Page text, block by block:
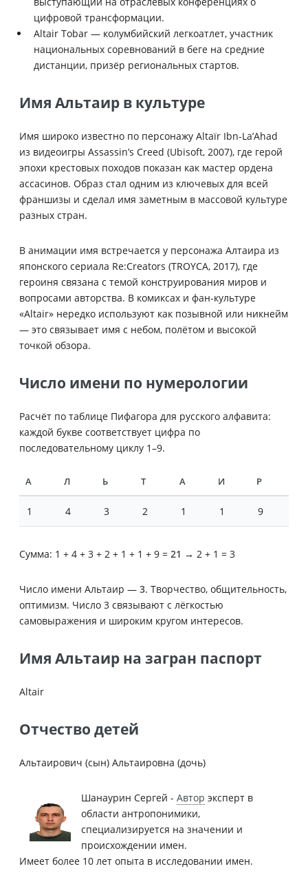
цифровой трансформации.
Altair Tobar — колумбийский легкоатлет, участник
национальных соревнований в беге на средние
дистанции, призёр региональных стартов.
Имя Альтаир в культуре
Имя широко известно по персонажу Altaïr Ibn-La’Ahad
из видеоигры Assassin’s Creed (Ubisoft, 2007), где герой
эпохи крестовых походов показан как мастер ордена
ассасинов. Образ стал одним из ключевых для всей
франшизы и сделал имя заметным в массовой культуре
разных стран.
В анимации имя встречается у персонажа Алтаира из
японского сериала Re:Creators (TROYCA, 2017), где
героиня связана с темой конструирования миров и
вопросами авторства. В комиксах и фан-культуре
«Altair» нередко используют как позывной или никнейм
— это связывает имя с небом, полётом и высокой
точкой обзора.
Число имени по нумерологии
Расчёт по таблице Пифагора для русского алфавита:
каждой букве соответствует цифра по
последовательному циклу 1–9.
А Л Ь Т А И Р
1 4 3 2 1 1 9
Сумма: 1 + 4 + 3 + 2 + 1 + 1 + 9 = 21 → 2 + 1 = 3
Число имени Альтаир — 3. Творчество, общительность,
оптимизм. Число 3 связывают с лёгкостью
самовыражения и широким кругом интересов.
Имя Альтаир на загран паспорт
Altair
Отчество детей
Альтаирович (сын) Альтаировна (дочь)
Шанаурин Сергей - Автор эксперт в
области антропонимики,
специализируется на значении и
происхождении имен.
Имеет более 10 лет опыта в исследовании имен.